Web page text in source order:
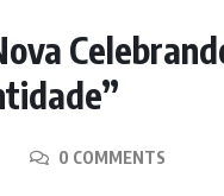
0 COMMENTS